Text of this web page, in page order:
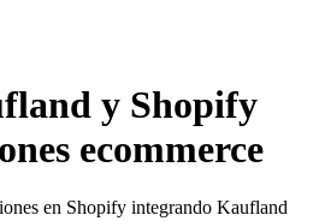
y Shopify
ecommerce
en Shopify integrando Kaufland